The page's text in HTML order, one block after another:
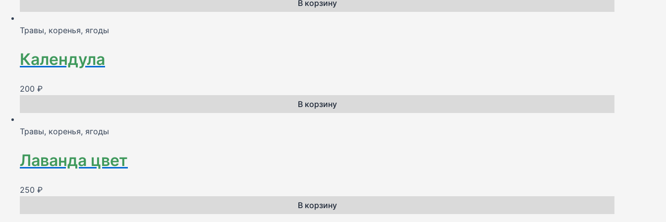
В корзину
Травы, коренья, ягоды
Календула
200 ₽
В корзину
Травы, коренья, ягоды
Лаванда цвет
250 ₽
В корзину